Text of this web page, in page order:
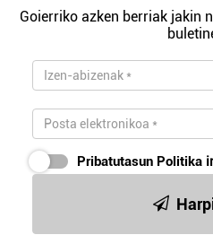
Goierriko azken berriak jakin
Pribatutasun Politika